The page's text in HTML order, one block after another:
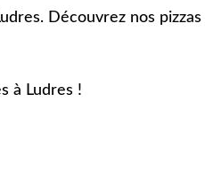
Découvrez nos
à Ludres !